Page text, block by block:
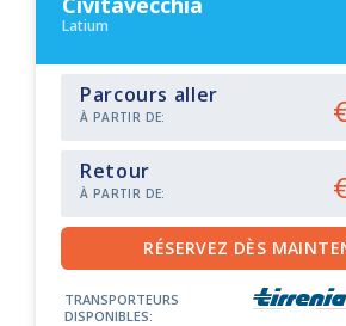
Latium
Parcours aller
À PARTIR DE:
Retour
À PARTIR DE:
TRANSPORTEURS
DISPONIBLES: